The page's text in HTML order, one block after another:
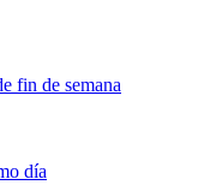
fin de semana
día